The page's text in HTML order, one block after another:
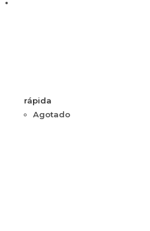
rápida
Agotado